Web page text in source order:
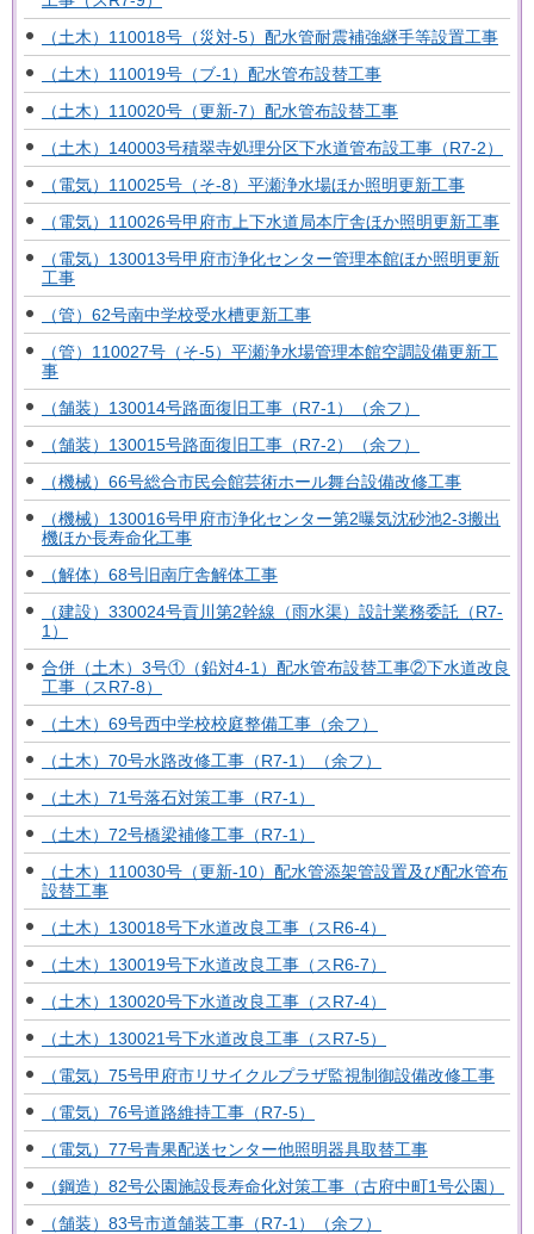
（土木）110018号（災対-5）配水管耐震補強継手等設置工事
（土木）110019号（ブ-1）配水管布設替工事
（土木）110020号（更新-7）配水管布設替工事
（土木）140003号積翠寺処理分区下水道管布設工事（R7-2）
（電気）110025号（そ-8）平瀬浄水場ほか照明更新工事
（電気）110026号甲府市上下水道局本庁舎ほか照明更新工事
（電気）130013号甲府市浄化センター管理本館ほか照明更新
工事
（管）62号南中学校受水槽更新工事
（管）110027号（そ-5）平瀬浄水場管理本館空調設備更新工
事
（舗装）130014号路面復旧工事（R7-1）（余フ）
（舗装）130015号路面復旧工事（R7-2）（余フ）
（機械）66号総合市民会館芸術ホール舞台設備改修工事
（機械）130016号甲府市浄化センター第2曝気沈砂池2-3搬出
機ほか長寿命化工事
（解体）68号旧南庁舎解体工事
（建設）330024号貢川第2幹線（雨水渠）設計業務委託（R7-
1）
合併（土木）3号①（鉛対4-1）配水管布設替工事②下水道改良
工事（スR7-8）
（土木）69号西中学校校庭整備工事（余フ）
（土木）70号水路改修工事（R7-1）（余フ）
（土木）71号落石対策工事（R7-1）
（土木）72号橋梁補修工事（R7-1）
（土木）110030号（更新-10）配水管添架管設置及び配水管布
設替工事
（土木）130018号下水道改良工事（スR6-4）
（土木）130019号下水道改良工事（スR6-7）
（土木）130020号下水道改良工事（スR7-4）
（土木）130021号下水道改良工事（スR7-5）
（電気）75号甲府市リサイクルプラザ監視制御設備改修工事
（電気）76号道路維持工事（R7-5）
（電気）77号青果配送センター他照明器具取替工事
（鋼造）82号公園施設長寿命化対策工事（古府中町1号公園）
（舗装）83号市道舗装工事（R7-1）（余フ）